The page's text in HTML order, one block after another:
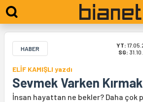
HABER YT:
SG:
ELİF KAMIŞLI yazdı
Sevmek Varken
İnsan hayattan ne bekler? Daha çok